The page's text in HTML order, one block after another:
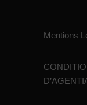
Mentions